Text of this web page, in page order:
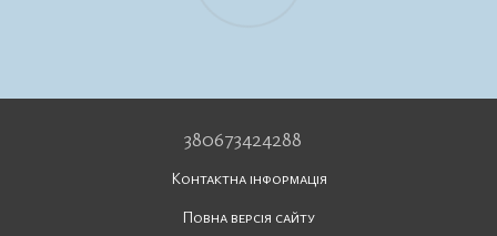
380673424288
Контактна інформація
Повна версія сайту